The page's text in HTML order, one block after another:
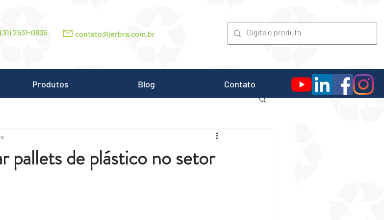
2531-0935 contato@jerbra.com.br
pallets de plástico no setor
Produtos Blog Contato